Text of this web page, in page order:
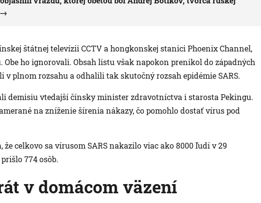
štátnej televízii CCTV a hongkonskej stanici Phoenix Channel,
Obe ho ignorovali. Obsah listu však napokon prenikol do západných
v plnom rozsahu a odhalili tak skutočný rozsah epidémie SARS.
demisiu vtedajší čínsky minister zdravotníctva i starosta Pekingu.
na zníženie šírenia nákazy, čo pomohlo dostať vírus pod
celkovo sa vírusom SARS nakazilo viac ako 8000 ľudí v 29
774 osôb.
v domácom väzení